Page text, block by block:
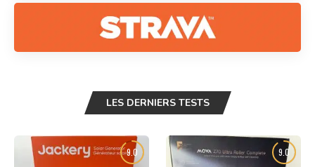
LES DERNIERS TESTS
9.0 9.0